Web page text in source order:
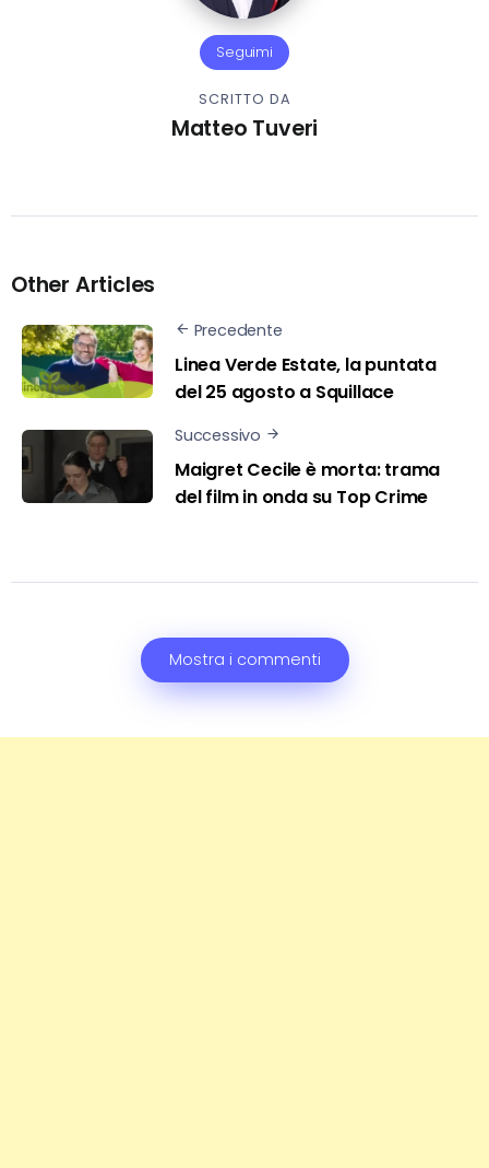
Seguimi
SCRITTO DA
Matteo Tuveri
Other Articles
Precedente
Linea Verde Estate, la puntata
del 25 agosto a Squillace
Successivo
Maigret Cecile è morta: trama
del film in onda su Top Crime
Mostra i commenti